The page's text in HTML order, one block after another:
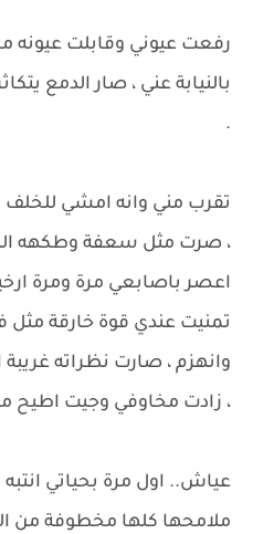
رفعت عيوني وقابلت
بالنيابة عني ، صار الدمع
.
تقرب مني وانه امشي
، صرت مثل سعفة وطكهه
اعصر باصابعي مرة ومرة
وانهزم ، صارت نظراته
، زادت مخاوفي وجيت اطيح
عياش.. اول مرة بحياتي
ملامحها كلها مخطوفة من